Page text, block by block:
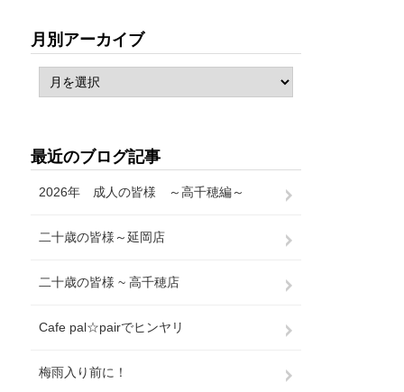
月別アーカイブ
最近のブログ記事
2026年 成人の皆様 ～高千穂編～
二十歳の皆様～延岡店
二十歳の皆様 ~ 高千穂店
Cafe pal☆pairでヒンヤリ
梅雨入り前に！